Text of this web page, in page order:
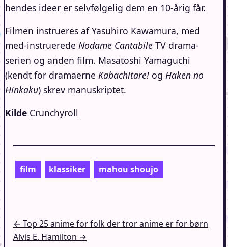
hendes ideer er selvfølgelig dem en 10-årig får.
Filmen instrueres af Yasuhiro Kawamura, med
med-instruerede Nodame Cantabile TV drama-
serien og anden film. Masatoshi Yamaguchi
(kendt for dramaerne Kabachitare! og Haken no
Hinkaku) skrev manuskriptet.
Kilde Crunchyroll
film klassiker mahou shoujo
Indlægsnavigation
← Top 25 anime for folk der tror anime er for børn
Alvis E. Hamilton →